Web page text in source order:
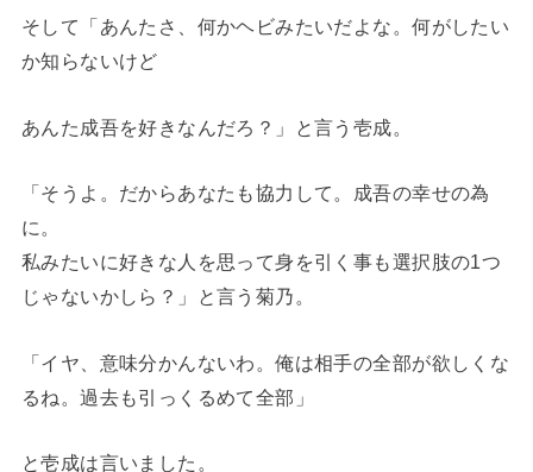
そして「あんたさ、何かヘビみたいだよな。何がしたい
か知らないけど
あんた成吾を好きなんだろ？」と言う壱成。
「そうよ。だからあなたも協力して。成吾の幸せの為
に。
私みたいに好きな人を思って身を引く事も選択肢の1つ
じゃないかしら？」と言う菊乃。
「イヤ、意味分かんないわ。俺は相手の全部が欲しくな
るね。過去も引っくるめて全部」
と壱成は言いました。